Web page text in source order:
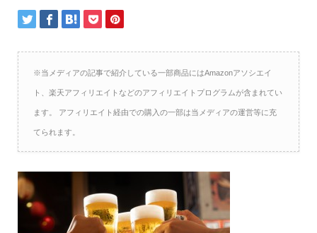
※当メディアの記事で紹介している一部商品にはAmazonアソシエイ
ト、楽天アフィリエイトなどのアフィリエイトプログラムが含まれてい
ます。 アフィリエイト経由での購入の一部は当メディアの運営等に充
てられます。